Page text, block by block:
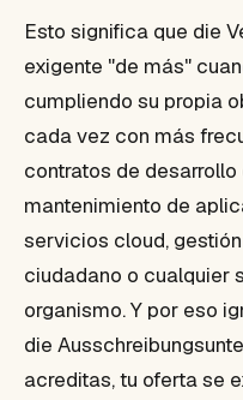
Esto significa que die
exigente "de más"
cumpliendo su propia
cada vez con más
contratos de
mantenimiento de
servicios cloud,
ciudadano o cualquier
organismo. Y por eso
die
acreditas, tu oferta se